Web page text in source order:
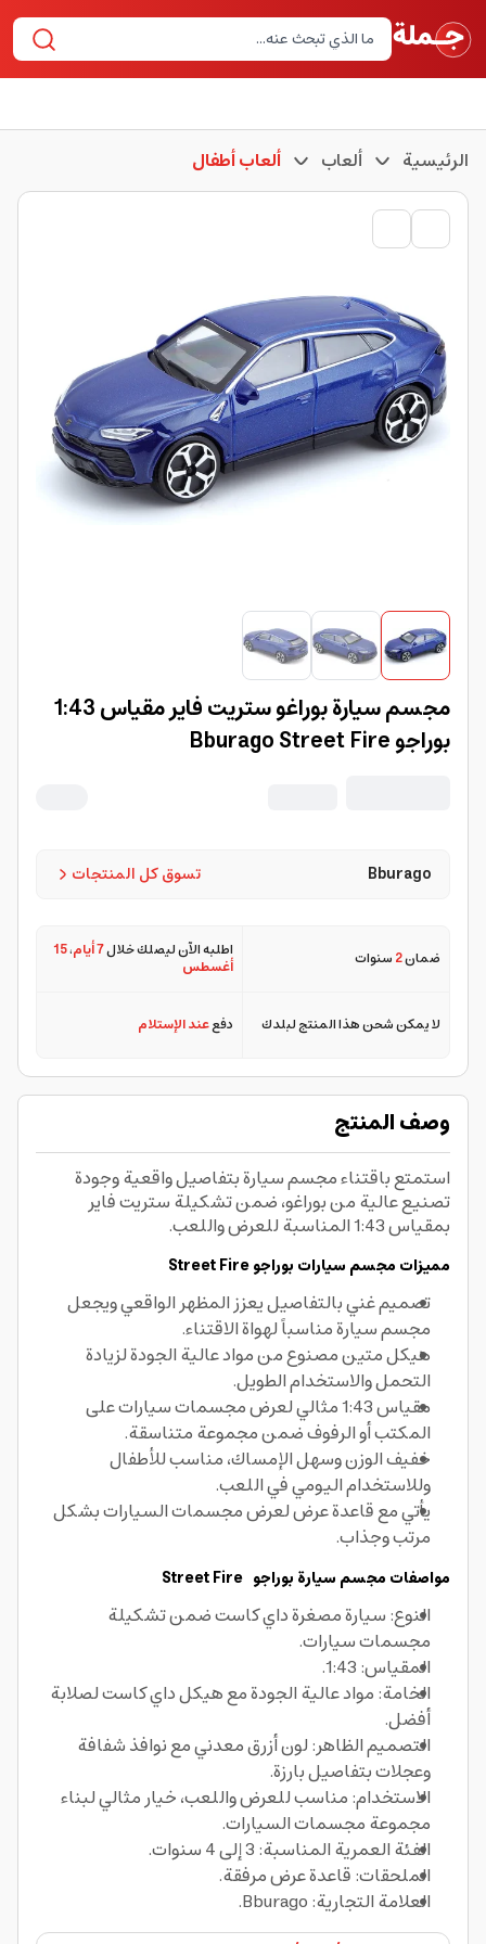
الرئيسية ألعاب ألعاب أطفال
مجسم سيارة بوراغو ستريت فاير مقياس 1:43
بوراجو Bburago Street Fire
تسوق كل المنتجات Bburago
ضمان2سنوات اطلبه الآن ليصلك خلال7 أيام ،15
أغسطس
لا يمكن شحن هذا المنتج لبلدك دفععند الإستلام
وصف المنتج
استمتع باقتناء مجسم سيارة بتفاصيل واقعية وجودة
تصنيع عالية من بوراغو، ضمن تشكيلة ستريت فاير
بمقياس 1:43 المناسبة للعرض واللعب.
مميزات مجسم سيارات بوراجو Street Fire
تصميم غني بالتفاصيل يعزز المظهر الواقعي ويجعل
مجسم سيارة مناسباً لهواة الاقتناء.
هيكل متين مصنوع من مواد عالية الجودة لزيادة
التحمل والاستخدام الطويل.
مقياس 1:43 مثالي لعرض مجسمات سيارات على
المكتب أو الرفوف ضمن مجموعة متناسقة.
خفيف الوزن وسهل الإمساك، مناسب للأطفال
وللاستخدام اليومي في اللعب.
يأتي مع قاعدة عرض لعرض مجسمات السيارات بشكل
مرتب وجذاب.
مواصفات مجسم سيارة بوراجو Street Fire
النوع: سيارة مصغرة داي كاست ضمن تشكيلة
مجسمات سيارات.
المقياس: 1:43.
الخامة: مواد عالية الجودة مع هيكل داي كاست لصلابة
أفضل.
التصميم الظاهر: لون أزرق معدني مع نوافذ شفافة
وعجلات بتفاصيل بارزة.
الاستخدام: مناسب للعرض واللعب، خيار مثالي لبناء
مجموعة مجسمات السيارات.
الفئة العمرية المناسبة: 3 إلى 4 سنوات.
الملحقات: قاعدة عرض مرفقة.
العلامة التجارية: Bburago.